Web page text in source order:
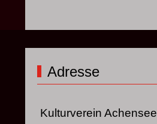
Adresse
Kulturverein Achensee